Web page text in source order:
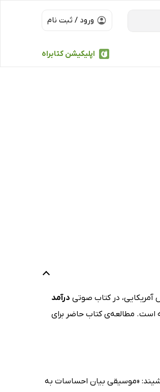
ورود / ثبت نام
اپلیکیشن کتابراه
در کتاب صوتی درآمد
است. مطالعه‌ی کتاب حاضر برای
«موسیقی بیان احساسات به